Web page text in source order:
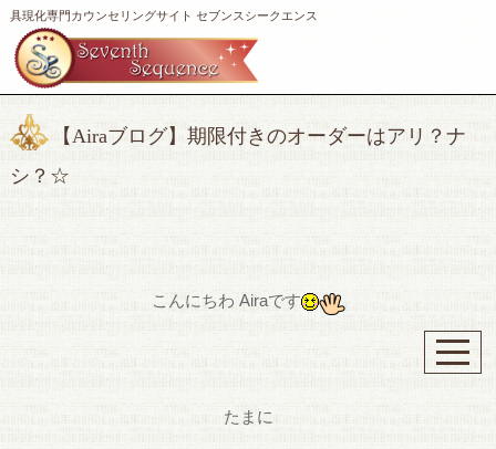
具現化専門カウンセリングサイト セブンスシークエンス
【Airaブログ】期限付きのオーダーはアリ？ナ
シ？☆
こんにちわ Airaです
たまに